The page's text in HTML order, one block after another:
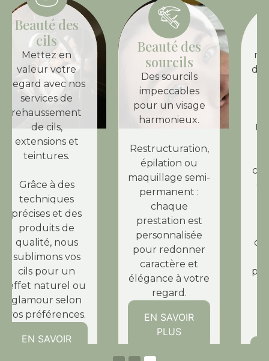
Beauté des
sourcils
Des sourcils
impeccables
pour un visage
harmonieux.
Restructuration,
épilation ou
permanent :
chaque
prestation est
personnalisée
pour redonner
caractère et
élégance à votre
regard.
EN SAVOIR
Beauté des
ongles
La beauté des
mains passe par
des soins raffinés
avec nos
prestations
dédiées à la
beauté des ongles.
Manucures
classiques, poses
de vernis semi-
permanent ou
créations
artistiques,
chaque soin est
personnalisé
pour répondre à
vos goûts et
sublimer vos
ongles avec
élégance.